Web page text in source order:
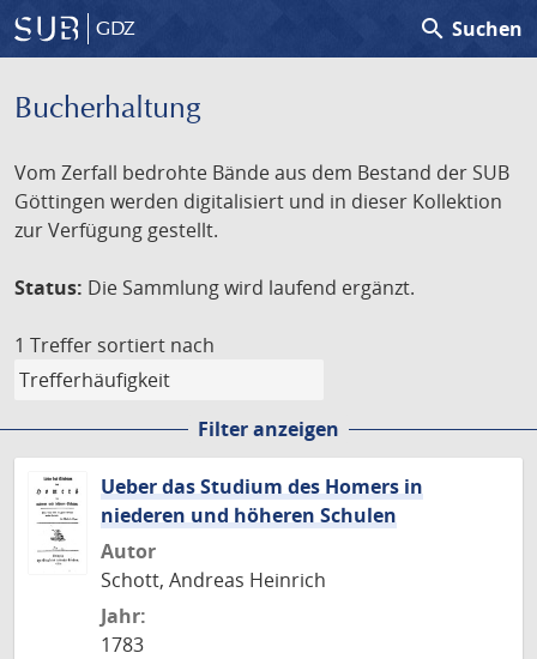
GDZ search Suchen
Bucherhaltung
Vom Zerfall bedrohte Bände aus dem Bestand der SUB
Göttingen werden digitalisiert und in dieser Kollektion
zur Verfügung gestellt.
Status: Die Sammlung wird laufend ergänzt.
1 Treffer sortiert nach
Filter anzeigen
Ueber das Studium des Homers in
niederen und höheren Schulen
Autor
Schott, Andreas Heinrich
Jahr:
1783